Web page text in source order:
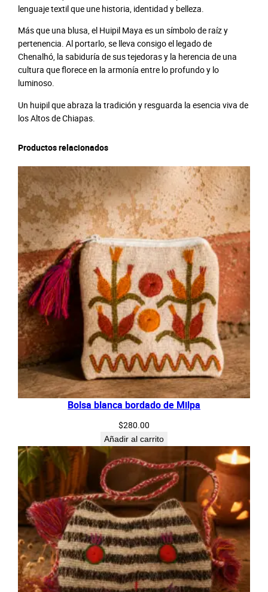
lenguaje textil que une historia, identidad y belleza.
Más que una blusa, el Huipil Maya es un símbolo de raíz y
pertenencia. Al portarlo, se lleva consigo el legado de
Chenalhó, la sabiduría de sus tejedoras y la herencia de una
cultura que florece en la armonía entre lo profundo y lo
luminoso.
Un huipil que abraza la tradición y resguarda la esencia viva de
los Altos de Chiapas.
Productos relacionados
Bolsa blanca bordado de Milpa
$280.00
Añadir al carrito